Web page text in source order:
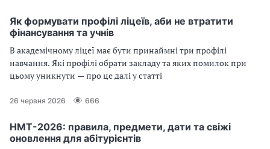
Як формувати профілі ліцеїв, аби не втратити
фінансування та учнів
В академічному ліцеї має бути принаймні три профілі
навчання. Які профілі обрати закладу та яких помилок при
цьому уникнути — про це далі у статті
26 червня 2026 666
НМТ-2026: правила, предмети, дати та свіжі
оновлення для абітурієнтів